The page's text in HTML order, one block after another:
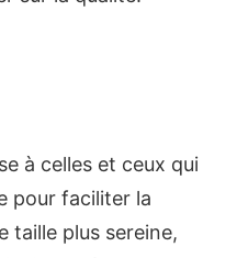
à celles et ceux qui
pour faciliter la
taille plus sereine,